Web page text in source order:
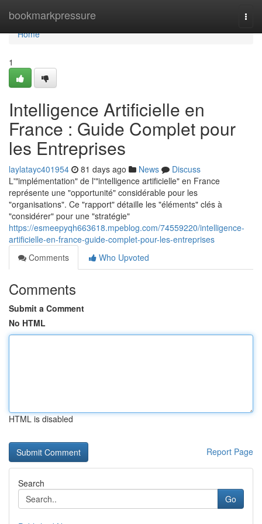
bookmarkpressure
Home
Home
1
Intelligence Artificielle en
France : Guide Complet pour
les Entreprises
laylatayc401954 81 days ago News
Discuss
L'"implémentation" de l'"intelligence artificielle" en France
représente une "opportunité" considérable pour les
"organisations". Ce "rapport" détaille les "éléments" clés à
"considérer" pour une "stratégie"
https://esmeepyqh663618.mpeblog.com/74559220/intelligence-
artificielle-en-france-guide-complet-pour-les-entreprises
Comments
Who Upvoted
Comments
Submit a Comment
No HTML
HTML is disabled
Report Page
Search
Go